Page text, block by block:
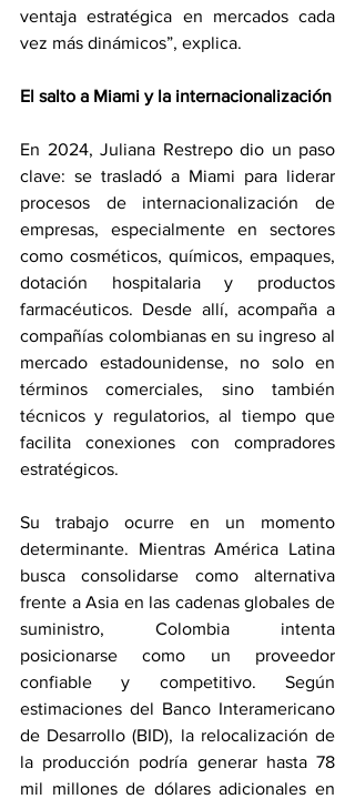
ventaja estratégica en mercados cada
vez más dinámicos”, explica.
El salto a Miami y la internacionalización
En 2024, Juliana Restrepo dio un paso
clave: se trasladó a Miami para liderar
procesos de internacionalización de
empresas, especialmente en sectores
como cosméticos, químicos, empaques,
dotación hospitalaria y productos
farmacéuticos. Desde allí, acompaña a
compañías colombianas en su ingreso al
mercado estadounidense, no solo en
términos comerciales, sino también
técnicos y regulatorios, al tiempo que
facilita conexiones con compradores
estratégicos.
Su trabajo ocurre en un momento
determinante. Mientras América Latina
busca consolidarse como alternativa
frente a Asia en las cadenas globales de
suministro, Colombia intenta
posicionarse como un proveedor
confiable y competitivo. Según
estimaciones del Banco Interamericano
de Desarrollo (BID), la relocalización de
la producción podría generar hasta 78
mil millones de dólares adicionales en